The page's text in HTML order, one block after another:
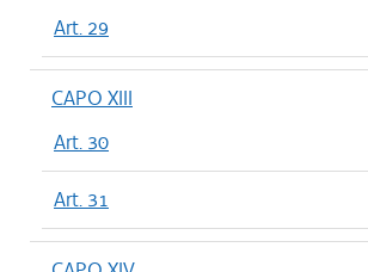
Art. 29
CAPO XIII
Art. 30
Art. 31